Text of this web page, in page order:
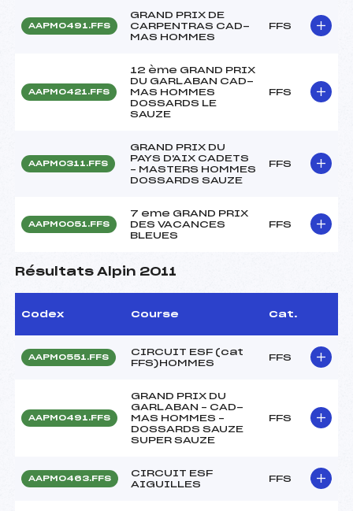
AAPM0491.FFS
GRAND PRIX DE
CARPENTRAS CAD-
MAS HOMMES
FFS
AAPM0421.FFS
12 ème GRAND PRIX
DU GARLABAN CAD-
MAS HOMMES
DOSSARDS LE
SAUZE
FFS
AAPM0311.FFS
GRAND PRIX DU
PAYS D'AIX CADETS
– MASTERS HOMMES
DOSSARDS SAUZE
FFS
AAPM0051.FFS
7 eme GRAND PRIX
DES VACANCES
BLEUES
FFS
Résultats Alpin 2011
Codex Course Cat.
AAPM0551.FFS
CIRCUIT ESF (cat
FFS)HOMMES
FFS
AAPM0491.FFS
GRAND PRIX DU
GARLABAN – CAD-
MAS HOMMES –
DOSSARDS SAUZE
SUPER SAUZE
FFS
AAPM0463.FFS
CIRCUIT ESF
AIGUILLES
FFS